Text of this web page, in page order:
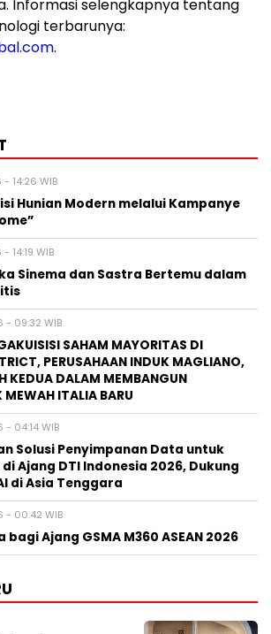
Informasi selengkapnya tentang
terbarunya:
.
14:26 WIB
Hunian Modern melalui Kampanye
14:19 WIB
Sinema dan Sastra Bertemu dalam
- 09:32 WIB
SAHAM MAYORITAS DI
PERUSAHAAN INDUK MAGLIANO,
KEDUA DALAM MEMBANGUN
MEWAH ITALIA BARU
04:14 WIB
Solusi Penyimpanan Data untuk
Ajang DTI Indonesia 2026, Dukung
di Asia Tenggara
- 00:42 WIB
Ajang GSMA M360 ASEAN 2026